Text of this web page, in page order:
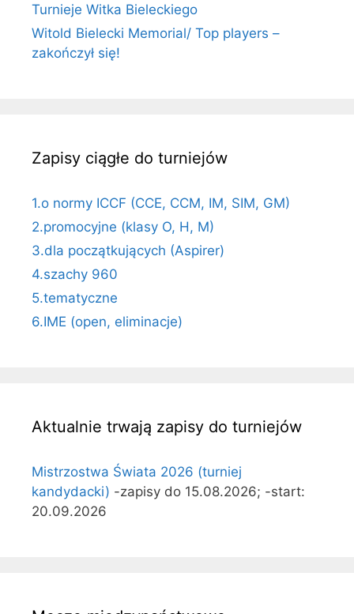
Turnieje Witka Bieleckiego
Witold Bielecki Memorial/ Top players –
zakończył się!
Zapisy ciągłe do turniejów
1.o normy ICCF (CCE, CCM, IM, SIM, GM)
2.promocyjne (klasy O, H, M)
3.dla początkujących (Aspirer)
4.szachy 960
5.tematyczne
6.IME (open, eliminacje)
Aktualnie trwają zapisy do turniejów
Mistrzostwa Świata 2026 (turniej
kandydacki) -zapisy do 15.08.2026; -start:
20.09.2026